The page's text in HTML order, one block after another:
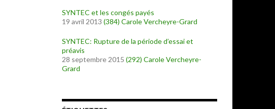
SYNTEC et les congés payés
19 avril 2013 (384) Carole Vercheyre-Grard
SYNTEC: Rupture de la période d’essai et
préavis
28 septembre 2015 (292) Carole Vercheyre-
Grard